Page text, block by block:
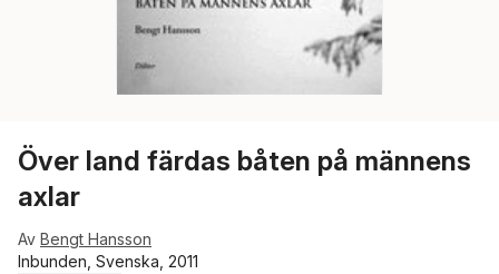
Över land färdas båten på männens
axlar
Av Bengt Hansson
Inbunden, Svenska, 2011